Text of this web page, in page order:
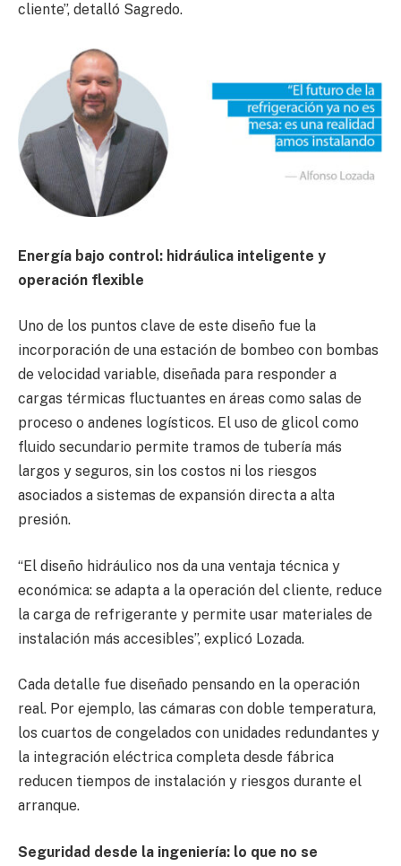
cliente”, detalló Sagredo.
Energía bajo control: hidráulica inteligente y
operación flexible
Uno de los puntos clave de este diseño fue la
incorporación de una estación de bombeo con bombas
de velocidad variable, diseñada para responder a
cargas térmicas fluctuantes en áreas como salas de
proceso o andenes logísticos. El uso de glicol como
fluido secundario permite tramos de tubería más
largos y seguros, sin los costos ni los riesgos
asociados a sistemas de expansión directa a alta
presión.
“El diseño hidráulico nos da una ventaja técnica y
económica: se adapta a la operación del cliente, reduce
la carga de refrigerante y permite usar materiales de
instalación más accesibles”, explicó Lozada.
Cada detalle fue diseñado pensando en la operación
real. Por ejemplo, las cámaras con doble temperatura,
los cuartos de congelados con unidades redundantes y
la integración eléctrica completa desde fábrica
reducen tiempos de instalación y riesgos durante el
arranque.
Seguridad desde la ingeniería: lo que no se